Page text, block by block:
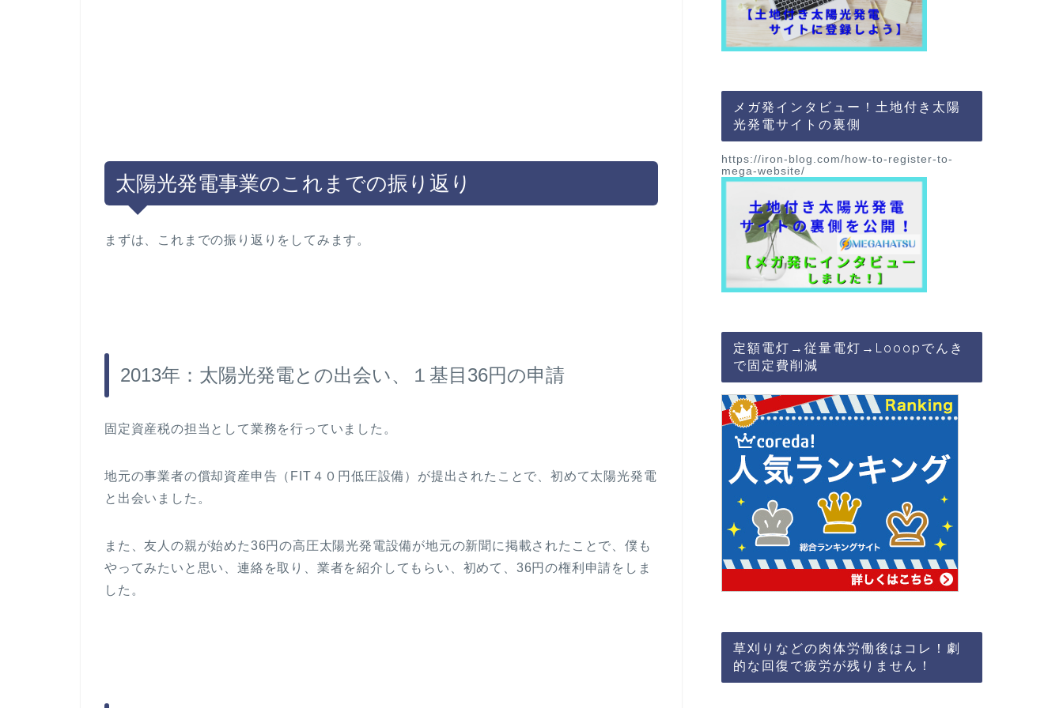
太陽光発電事業のこれまでの振り返り
まずは、これまでの振り返りをしてみます。
2013年：太陽光発電との出会い、１基目36円の申請
固定資産税の担当として業務を行っていました。
地元の事業者の償却資産申告（FIT４０円低圧設備）が提出されたことで、初めて太陽光発電
と出会いました。
また、友人の親が始めた36円の高圧太陽光発電設備が地元の新聞に掲載されたことで、僕も
やってみたいと思い、連絡を取り、業者を紹介してもらい、初めて、36円の権利申請をしま
した。
メガ発インタビュー！土地付き太陽
光発電サイトの裏側
https://iron-blog.com/how-to-register-to-
mega-website/
定額電灯→従量電灯→Looopでんき
で固定費削減
草刈りなどの肉体労働後はコレ！劇
的な回復で疲労が残りません！